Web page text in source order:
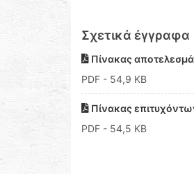
Σχετικά έγγραφα
Πίνακας
PDF - 54,9 KB
Πίνακας
PDF - 54,5 KB